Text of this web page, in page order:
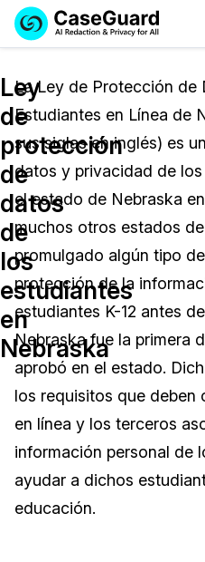
Licencia de
Precios de
Soluciones
Redacción de vídeos
Redacción de
Redacción de audio
Redacción en Bulto
Redacción de
Transcripción y
Industrias
Cuerpos Policiales
Transportación
La Atención Médica
Educación
El Gobierno
Sector Jurídico
Servicios
Precios
Recursos
Preguntas
Artículos
Casos Practicos
Centro de Ayuda
Videoteca
Eventos
Ley
de
protección
de
datos
de
los
estudiantes
en
Nebraska
La Ley de Protección de
Estudiantes en Línea de
sus siglas en inglés) es
datos y privacidad de
el estado de Nebraska
muchos otros estados de
promulgado algún tipo
protección de la
estudiantes K-12 antes
Nebraska fue la primera
aprobó en el estado.
los requisitos que deben
en línea y los terceros
información personal de
ayudar a dichos
educación.